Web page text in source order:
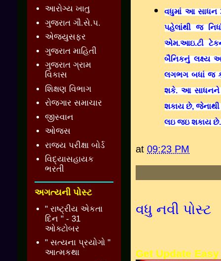
વધુમાં આ સાધન
પહેલાંથી જ
એમ.આઇ.ટી
બૈનિકનું લક્ષ્ય
લગભગ બધાં જ
શકે. આ સાધનને
શકાય છે,
લઇ જઇ શકાય છે.
at 09:23 PM
વધુ નવી પોસ્ટ
Get Update Easy
આરોગ્ય ખાતુ
ગુજરાત ગૌ.સે.પ.
એજ્યુસફર
ગુજરાત માહિતી
ગુજરાત ગ્રામ
વિકાસ
શિક્ષણ વિભાગ
રોજગાર સમાચાર
જીસ્વાન
ઓજસ
રાજ્ય પરીક્ષા બોર્ડ
વિદ્યાસહાયક
ભરતી
અગત્યની પોસ્ટ
" રાષ્ટ્રીય એકતા
દિન " - 31
ઓક્ટોબર
" સત્યના પ્રયોગો "
આત્મકથા